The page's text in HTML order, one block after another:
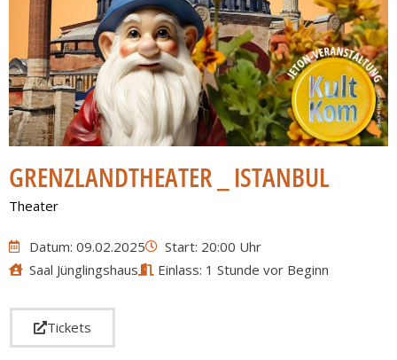
GRENZLANDTHEATER _ ISTANBUL
Theater
Datum: 09.02.2025
Start: 20:00 Uhr
Saal Jünglingshaus
Einlass: 1 Stunde vor Beginn
Tickets